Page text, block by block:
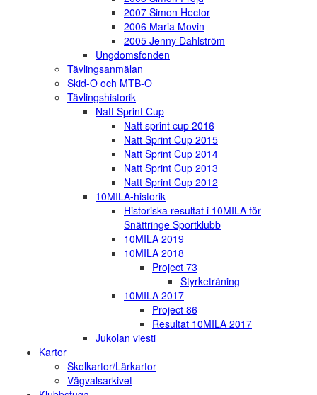
2007 Simon Hector
2006 Maria Movin
2005 Jenny Dahlström
Ungdomsfonden
Tävlingsanmälan
Skid-O och MTB-O
Tävlingshistorik
Natt Sprint Cup
Natt sprint cup 2016
Natt Sprint Cup 2015
Natt Sprint Cup 2014
Natt Sprint Cup 2013
Natt Sprint Cup 2012
10MILA-historik
Historiska resultat i 10MILA för
Snättringe Sportklubb
10MILA 2019
10MILA 2018
Project 73
Styrketräning
10MILA 2017
Project 86
Resultat 10MILA 2017
Jukolan viesti
Kartor
Skolkartor/Lärkartor
Vägvalsarkivet